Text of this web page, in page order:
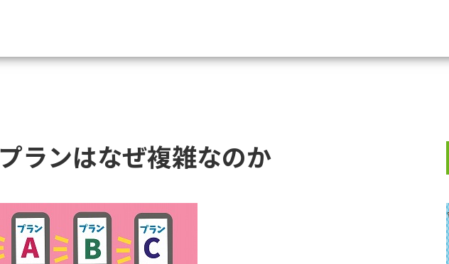
大学・短大の資料種類から請求
大学入学共通テスト利用選抜の募集要項＆願書
ランはなぜ複雑なのか